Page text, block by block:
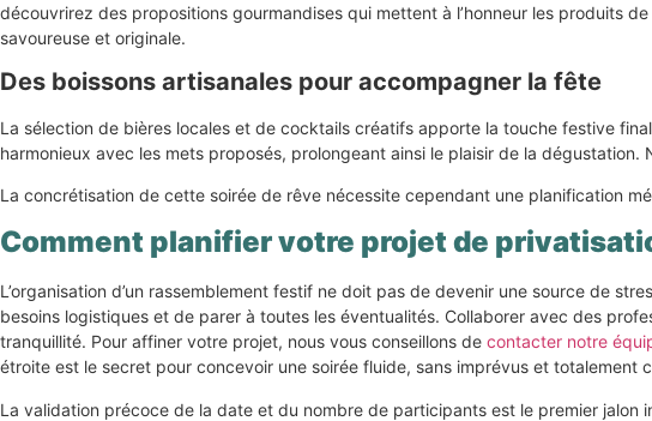
découvrirez des propositions gourmandises qui mettent à l’honneur les produits
savoureuse et originale.
Des boissons artisanales pour accompagner la fête
La sélection de bières locales et de cocktails créatifs apporte la touche festive
harmonieux avec les mets proposés, prolongeant ainsi le plaisir de la
La concrétisation de cette soirée de rêve nécessite cependant une planification
Comment planifier votre projet de
L’organisation d’un rassemblement festif ne doit pas de devenir une source de
besoins logistiques et de parer à toutes les éventualités. Collaborer avec des
tranquillité. Pour affiner votre projet, nous vous conseillons de contacter notre
étroite est le secret pour concevoir une soirée fluide, sans imprévus et totalement
La validation précoce de la date et du nombre de participants est le premier jalon